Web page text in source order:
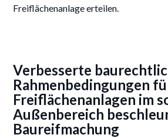
Freiflächenanlage erteilen.
Verbesserte
Rahmenbedingungen
Freiflächenanlagen im
Außenbereich
Baureifmachung